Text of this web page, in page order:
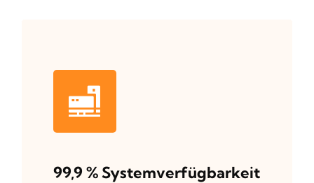
99,9 % Systemverfügbarkeit